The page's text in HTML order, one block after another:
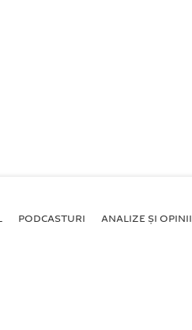
PODCASTURI ANALIZE ȘI OPINII